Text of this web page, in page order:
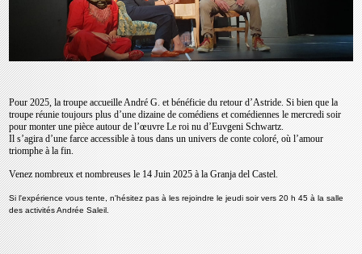
Pour 2025, la troupe accueille André G. et bénéficie du retour d’Astride. Si bien que la
troupe réunie toujours plus d’une dizaine de comédiens et comédiennes le mercredi soir
pour monter une pièce autour de l’œuvre Le roi nu d’Euvgeni Schwartz.
Il s’agira d’une farce accessible à tous dans un univers de conte coloré, où l’amour
triomphe à la fin.
Venez nombreux et nombreuses le 14 Juin 2025 à la Granja del Castel.
Si l'expérience vous tente, n'hésitez pas à les rejoindre le jeudi soir vers 20 h 45 à la salle
des activités Andrée Saleil.